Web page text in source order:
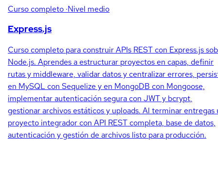
Curso completo ·Nivel medio
Express.js
Curso completo para construir APIs REST con Express.js
Node.js. Aprendes a estructurar proyectos en capas, definir
rutas y middleware, validar datos y centralizar errores,
en MySQL con Sequelize y en MongoDB con Mongoose,
implementar autenticación segura con JWT y bcrypt,
gestionar archivos estáticos y uploads. Al terminar entregas
proyecto integrador con API REST completa, base de datos,
autenticación y gestión de archivos listo para producción.